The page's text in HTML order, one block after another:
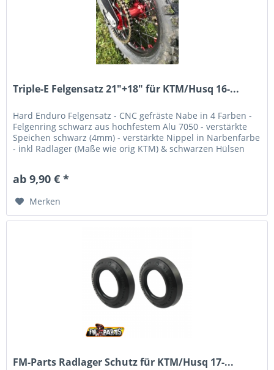
Triple-E Felgensatz 21"+18" für KTM/Husq 16-...
Hard Enduro Felgensatz - CNC gefräste Nabe in 4 Farben -
Felgenring schwarz aus hochfestem Alu 7050 - verstärkte
Speichen schwarz (4mm) - verstärkte Nippel in Narbenfarbe
- inkl Radlager (Maße wie orig KTM) & schwarzen Hülsen
ab 9,90 € *
Merken
FM-Parts Radlager Schutz für KTM/Husq 17-...